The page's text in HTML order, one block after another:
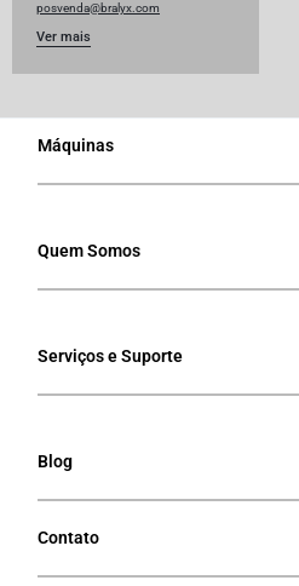
posvenda@bralyx.com
Ver mais
Máquinas
Quem Somos
Serviços e Suporte
Blog
Contato